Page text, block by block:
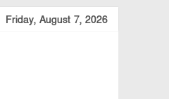
Friday, August 7, 2026